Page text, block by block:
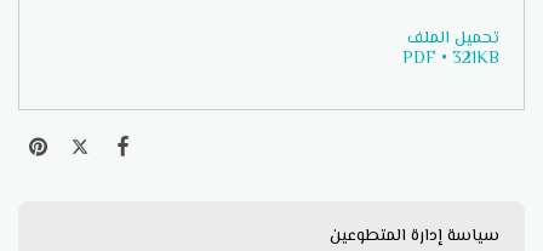
تحميل الملف
PDF • 321KB
سياسة إدارة المتطوعين